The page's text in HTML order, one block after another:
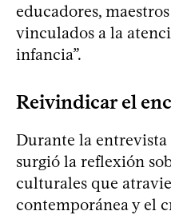
educadores,
vinculados a la
infancia”.
Reivindicar el
Durante la entrevista
surgió la reflexión
culturales que
contemporánea y el